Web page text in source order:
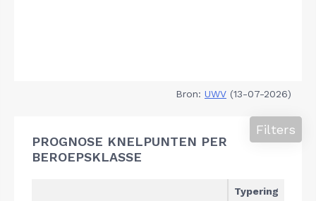
Bron: UWV (13-07-2026)
PROGNOSE KNELPUNTEN PER
BEROEPSKLASSE
Filters